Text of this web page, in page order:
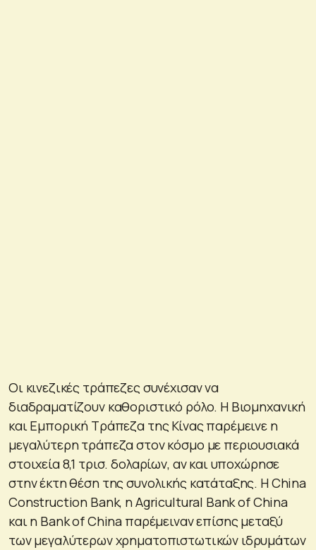
Οι κινεζικές τράπεζες συνέχισαν να
διαδραματίζουν καθοριστικό ρόλο. Η Βιομηχανική
και Εμπορική Τράπεζα της Κίνας παρέμεινε η
μεγαλύτερη τράπεζα στον κόσμο με περιουσιακά
στοιχεία 8,1 τρισ. δολαρίων, αν και υποχώρησε
στην έκτη θέση της συνολικής κατάταξης. Η China
Construction Bank, η Agricultural Bank of China
και η Bank of China παρέμειναν επίσης μεταξύ
των μεγαλύτερων χρηματοπιστωτικών ιδρυμάτων